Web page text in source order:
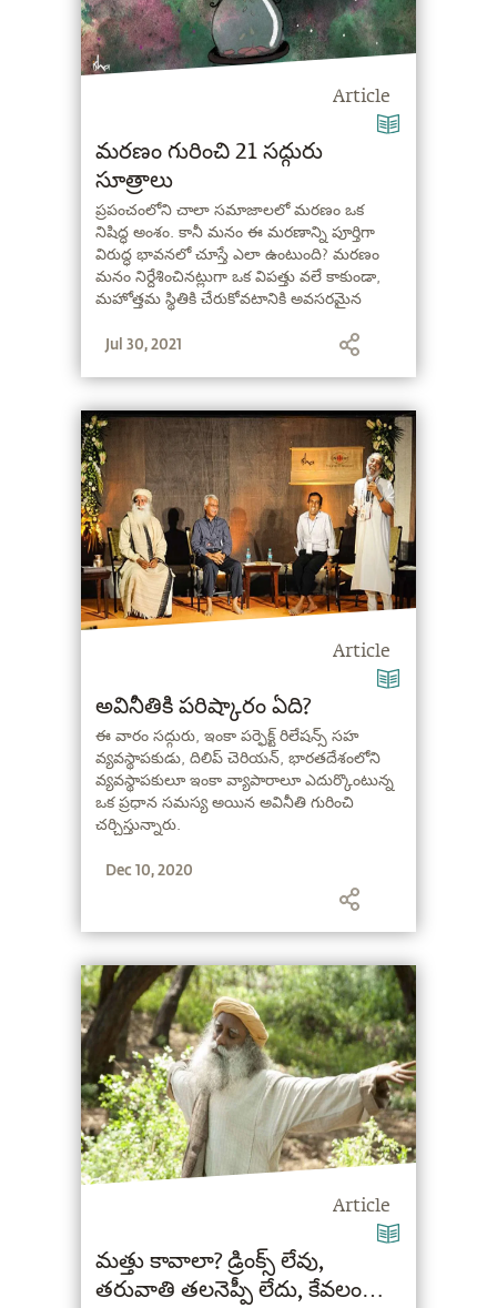
Article
మరణం గురించి 21 సద్గురు
సూత్రాలు
ప్రపంచంలోని చాలా సమాజాలలో మరణం ఒక
నిషిద్ధ అంశం. కానీ మనం ఈ మరణాన్ని పూర్తిగా
విరుద్ధ భావనలో చూస్తే ఎలా ఉంటుంది? మరణం
మనం నిర్దేశించినట్లుగా ఒక విపత్తు వలే కాకుండా,
మహోత్తమ స్థితికి చేరుకోవటానికి అవసరమైన
అవసరమైన అంశం అయితే ఎలా ఉంటుంది?
Jul 30, 2021
Article
అవినీతికి పరిష్కారం ఏది?
ఈ వారం సద్గురు, ఇంకా పర్ఫెక్ట్ రిలేషన్స్ సహ
వ్యవస్థాపకుడు, దిలిప్ చెరియన్, భారతదేశంలోని
వ్యవస్థాపకులూ ఇంకా వ్యాపారాలూ ఎదుర్కొంటున్న
ఒక ప్రధాన సమస్య అయిన అవినీతి గురించి
చర్చిస్తున్నారు.
Dec 10, 2020
Article
మత్తు కావాలా? డ్రింక్స్ లేవు,
తరువాతి తలనెప్పీ లేదు, కేవలం